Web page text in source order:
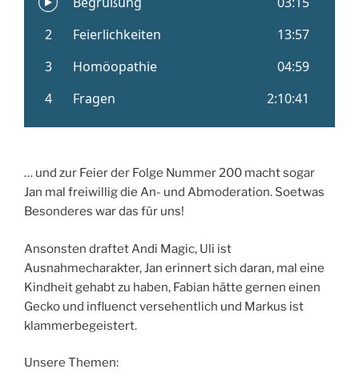
… und zur Feier der Folge Nummer 200 macht sogar
Jan mal freiwillig die An- und Abmoderation. Soetwas
Besonderes war das für uns!
Ansonsten draftet Andi Magic, Uli ist
Ausnahmecharakter, Jan erinnert sich daran, mal eine
Kindheit gehabt zu haben, Fabian hätte gernen einen
Gecko und influenct versehentlich und Markus ist
klammerbegeistert.
Unsere Themen: